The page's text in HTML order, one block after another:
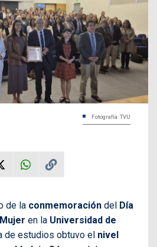
Fotografía: TVU
de la conmemoración del Día
Mujer en la Universidad de
de estudios obtuvo el nivel